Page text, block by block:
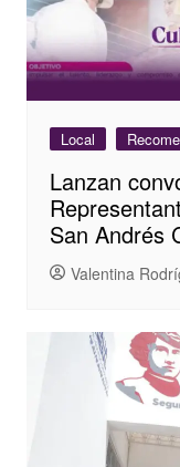
Local
Lanzan
San Andrés
Valentina